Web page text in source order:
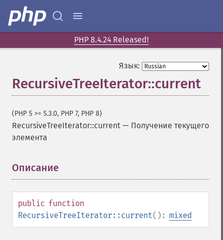
PHP 8.4.24 Released!
Язык:
RecursiveTreeIterator::current
(PHP 5 >= 5.3.0, PHP 7, PHP 8)
RecursiveTreeIterator::current — Получение текущего
элемента
Описание
public function
RecursiveTreeIterator::current(): mixed